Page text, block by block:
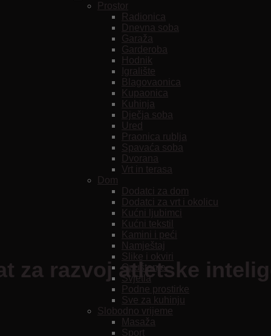
Prostor
Radionica
Dnevna soba
Garaža
Garderoba
Hodnik
Igralište
Blagovaonica
Kupaonica
Kuhinja
Dječja soba
Ured
Praonica rublja
Spavaća soba
Dvorana
Vrt in terasa
Dom
Dodatci za dom
Dodatci za vrt i okolicu
Kućni ljubimci
Kućni tekstil
Kamini i peći
Namještaj
Slike i okviri
Opuštanje
Svjetla
Podne prostirke
Sve za kuhinju
Slobodno vrijeme
Masaža
Sport
za razvoj atletske